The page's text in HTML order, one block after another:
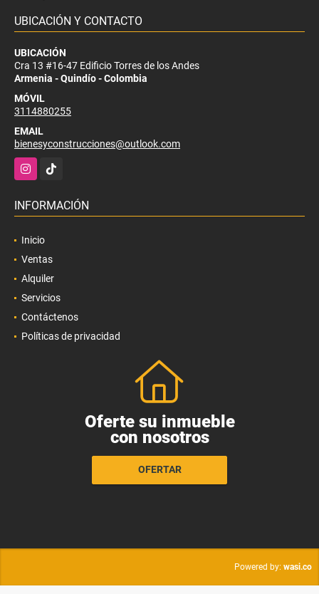
UBICACIÓN Y CONTACTO
UBICACIÓN
Cra 13 #16-47 Edificio Torres de los Andes
Armenia - Quindío - Colombia
MÓVIL
3114880255
EMAIL
bienesyconstrucciones@outlook.com
Instagram
TikTok
INFORMACIÓN
Inicio
Ventas
Alquiler
Servicios
Contáctenos
Políticas de privacidad
Oferte su inmueble
con nosotros
OFERTAR
Powered by: wasi.co